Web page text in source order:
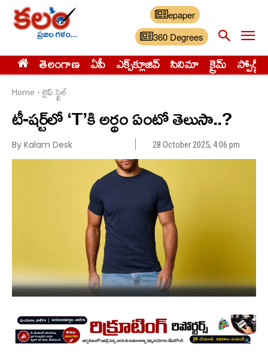
epaper
360 Degrees
తెలంగాణ ఏపీ ఎక్స్‌క్లూజివ్‌ సినిమా క్రైమ్ స్పోర్ట్స్
Home లైఫ్ స్టైల్
టీ-షర్ట్‌లో ‘T’కి అర్థం ఏంటో తెలుసా..?
By Kalam Desk 28 October 2025, 4:06 pm